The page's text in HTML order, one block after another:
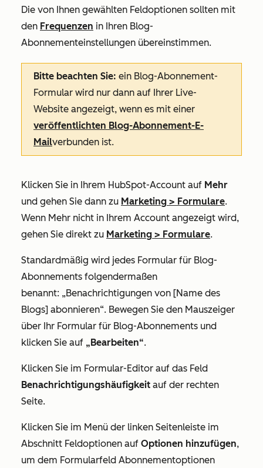
Die von Ihnen gewählten Feldoptionen sollten mit
den Frequenzen in Ihren Blog-
Abonnementeinstellungen übereinstimmen.
Bitte beachten Sie: ein Blog-Abonnement-
Formular wird nur dann auf Ihrer Live-
Website angezeigt, wenn es mit einer
veröffentlichten Blog-Abonnement-E-
Mailverbunden ist.
Klicken Sie in Ihrem HubSpot-Account auf Mehr
und gehen Sie dann zu Marketing > Formulare.
Wenn Mehr nicht in Ihrem Account angezeigt wird,
gehen Sie direkt zu Marketing > Formulare.
Standardmäßig wird jedes Formular für Blog-
Abonnements folgendermaßen
benannt: „Benachrichtigungen von [Name des
Blogs] abonnieren“. Bewegen Sie den Mauszeiger
über Ihr Formular für Blog-Abonnements und
klicken Sie auf „Bearbeiten“.
Klicken Sie im Formular-Editor auf das Feld
Benachrichtigungshäufigkeit auf der rechten
Seite.
Klicken Sie im Menü der linken Seitenleiste im
Abschnitt Feldoptionen auf Optionen hinzufügen,
um dem Formularfeld Abonnementoptionen